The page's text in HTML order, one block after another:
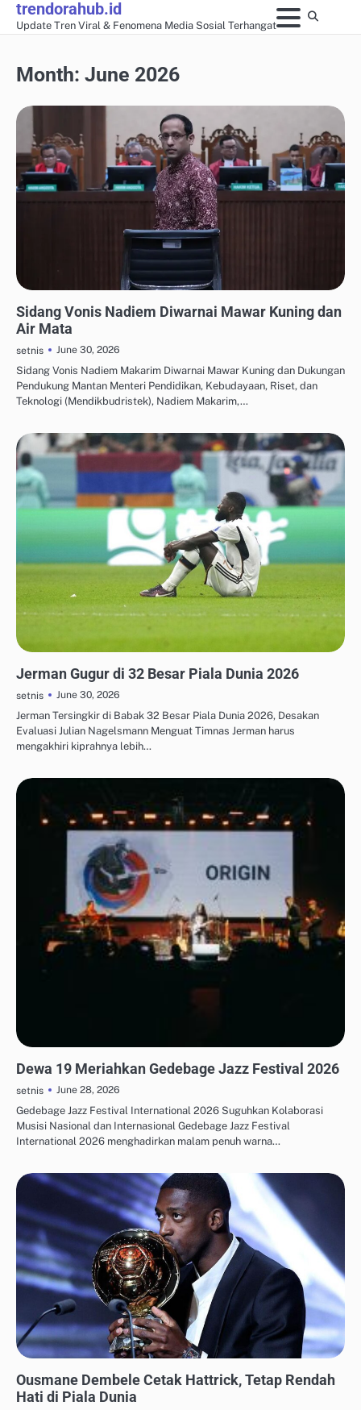
Skiptrendorahub.id
Update Tren Viral & Fenomena Media Sosial Terhangat
Month: June 2026
Sidang Vonis Nadiem Diwarnai Mawar Kuning dan
Air Mata
setnis
June 30, 2026
Sidang Vonis Nadiem Makarim Diwarnai Mawar Kuning dan Dukungan
Pendukung Mantan Menteri Pendidikan, Kebudayaan, Riset, dan
Teknologi (Mendikbudristek), Nadiem Makarim,…
Jerman Gugur di 32 Besar Piala Dunia 2026
setnis
June 30, 2026
Jerman Tersingkir di Babak 32 Besar Piala Dunia 2026, Desakan
Evaluasi Julian Nagelsmann Menguat Timnas Jerman harus
mengakhiri kiprahnya lebih…
Dewa 19 Meriahkan Gedebage Jazz Festival 2026
setnis
June 28, 2026
Gedebage Jazz Festival International 2026 Suguhkan Kolaborasi
Musisi Nasional dan Internasional Gedebage Jazz Festival
International 2026 menghadirkan malam penuh warna…
Ousmane Dembele Cetak Hattrick, Tetap Rendah
Hati di Piala Dunia